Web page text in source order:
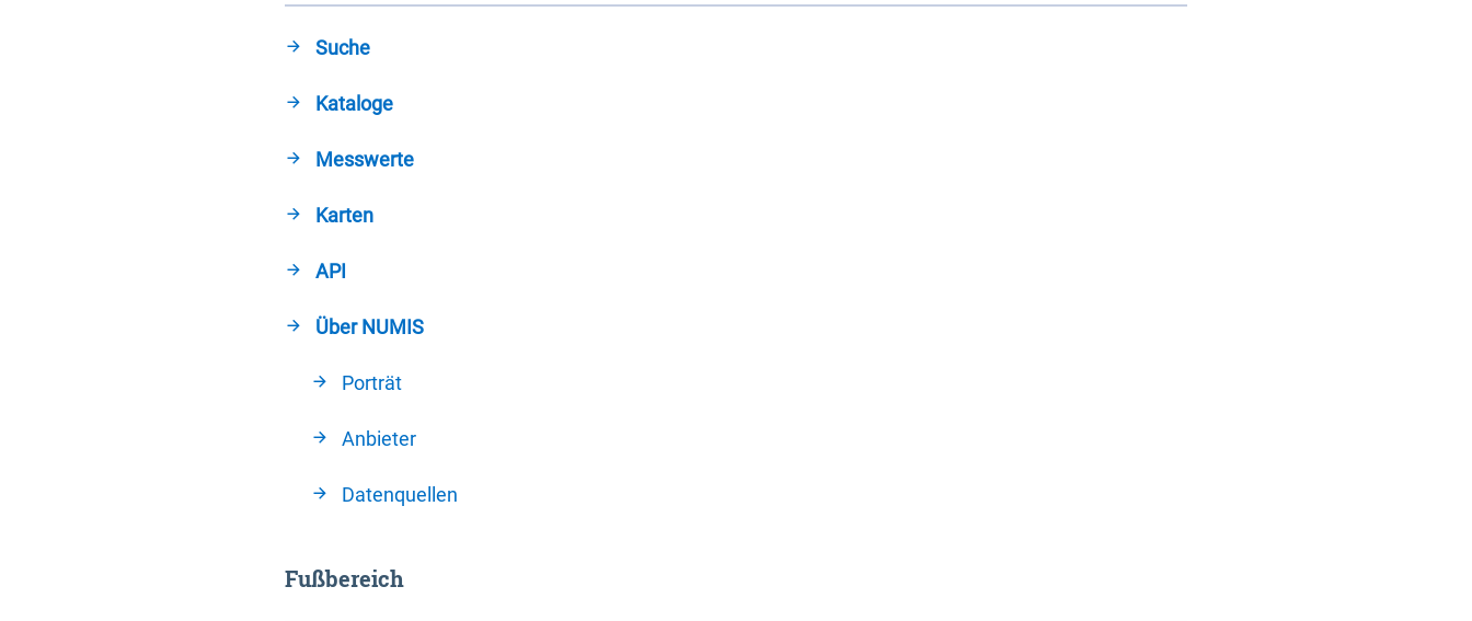
Suche
Kataloge
Messwerte
Karten
API
Über NUMIS
Porträt
Anbieter
Datenquellen
Fußbereich